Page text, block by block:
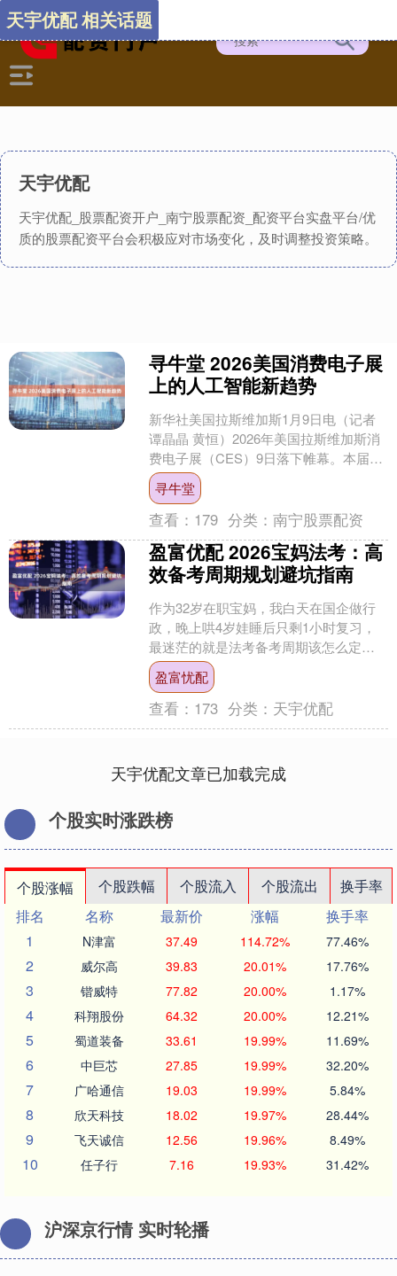
天宇优配
天宇优配_股票配资开户_南宁股票配资_配资平台实盘平台/优
质的股票配资平台会积极应对市场变化，及时调整投资策略。
天宇优配 相关话题
寻牛堂 2026美国消费电子展
上的人工智能新趋势
新华社美国拉斯维加斯1月9日电（记者
谭晶晶 黄恒）2026年美国拉斯维加斯消
费电子展（CES）9日落下帷幕。本届展
会上，人工智能（AI）依然是最醒目的关
键词。但....
寻牛堂
查看： 179 分类：南宁股票配资
盈富优配 2026宝妈法考：高
效备考周期规划避坑指南
作为32岁在职宝妈，我白天在国企做行
政，晚上哄4岁娃睡后只剩1小时复习，
最迷茫的就是法考备考周期该怎么定、
如何提高效率，生怕陷入盲目刷题的低
效坑。后来才明白，法....
盈富忧配
查看： 173 分类： 天宇优配
天宇优配文章已加载完成
个股实时涨跌榜
个股涨幅 个股跌幅 个股流入 个股流出
换手率
排名
名称 最新价 涨幅
换手率
1
N津富 37.49 114.72% 77.46%
2 威尔高 39.83 20.01% 17.76%
3 锴威特 77.82 20.00% 1.17%
4 科翔股份 64.32 20.00% 12.21%
5 蜀道装备 33.61 19.99% 11.69%
6 中巨芯 27.85 19.99% 32.20%
7 广哈通信 19.03 19.99% 5.84%
8 欣天科技 18.02 19.97% 28.44%
9 飞天诚信 12.56 19.96% 8.49%
10 任子行 7.16 19.93% 31.42%
沪深京行情 实时轮播